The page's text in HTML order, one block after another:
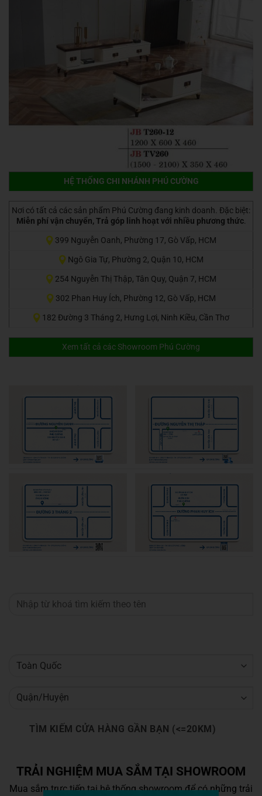
HỆ THỐNG CHI NHÁNH PHÚ CƯỜNG
Nơi có tất cả các sản phẩm Phú Cường đang kinh doanh. Đặc biệt:
Miễn phí vận chuyển, Trả góp linh hoạt với nhiều phương thức.
399 Nguyễn Oanh, Phường 17, Gò Vấp, HCM
Ngô Gia Tự, Phường 2, Quận 10, HCM
254 Nguyễn Thị Thập, Tân Quy, Quận 7, HCM
302 Phan Huy Ích, Phường 12, Gò Vấp, HCM
182 Đường 3 Tháng 2, Hưng Lợi, Ninh Kiều, Cần Thơ
Xem tất cả các Showroom Phú Cường
TÌM KIẾM CỬA HÀNG GẦN BẠN (<=20KM)
TRẢI NGHIỆM MUA SẮM TẠI SHOWROOM
Mua sắm trực tiếp tại hệ thống showroom để có những trải